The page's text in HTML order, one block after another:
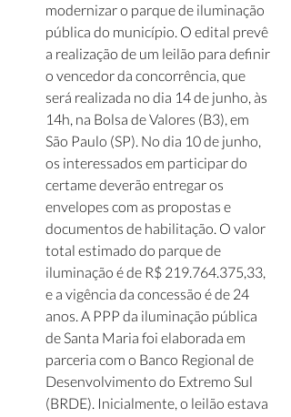
modernizar o parque de iluminação
pública do município. O edital prevê
a realização de um leilão para definir
o vencedor da concorrência, que
será realizada no dia 14 de junho, às
14h, na Bolsa de Valores (B3), em
São Paulo (SP). No dia 10 de junho,
os interessados em participar do
certame deverão entregar os
envelopes com as propostas e
documentos de habilitação. O valor
total estimado do parque de
iluminação é de R$ 219.764.375,33,
e a vigência da concessão é de 24
anos. A PPP da iluminação pública
de Santa Maria foi elaborada em
parceria com o Banco Regional de
Desenvolvimento do Extremo Sul
(BRDE). Inicialmente, o leilão estava